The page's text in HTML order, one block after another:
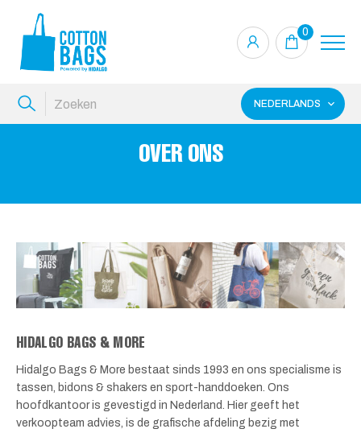
0
NEDERLANDS
OVER ONS
HIDALGO BAGS & MORE
Hidalgo Bags & More bestaat sinds 1993 en ons specialisme is
tassen, bidons & shakers en sport-handdoeken. Ons
hoofdkantoor is gevestigd in Nederland. Hier geeft het
verkoopteam advies, is de grafische afdeling bezig met